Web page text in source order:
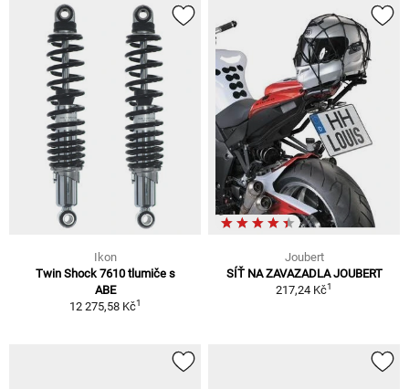
Ikon
Twin Shock 7610 tlumiče s
ABE
12 275,58 Kč1
Joubert
SÍŤ NA ZAVAZADLA JOUBERT
217,24 Kč1